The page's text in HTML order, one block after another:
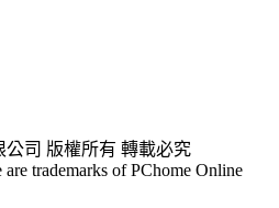
司 版權所有 轉載必究
trademarks of PChome Online